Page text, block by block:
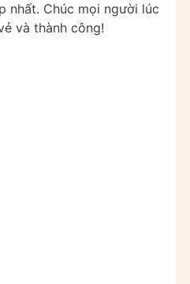
nhất. Chúc mọi người lúc
và thành công!